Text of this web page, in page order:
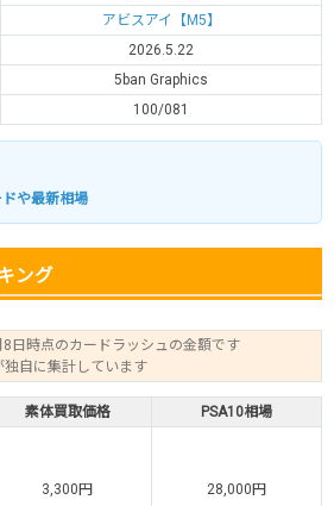
アビスアイ【M5】
2026.5.22
5ban Graphics
100/081
や最新相場
ング
日時点のカードラッシュの金額です
自に集計しています
素体買取価格 PSA10相場
3,300円 28,000円